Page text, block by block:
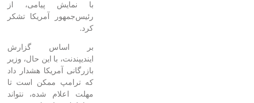
با نمایش پیامی، از
رئیس‌جمهور آمریکا تشکر
کرد.
بر اساس گزارش
ایندیپندنت، با این حال، وزیر
بازرگانی آمریکا هشدار داد
که ترامپ ممکن است تا
مهلت اعلام شده، نتواند